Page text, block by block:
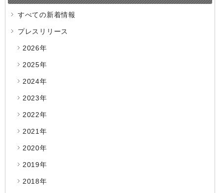
すべての新着情報
プレスリリース
2026年
2025年
2024年
2023年
2022年
2021年
2020年
2019年
2018年